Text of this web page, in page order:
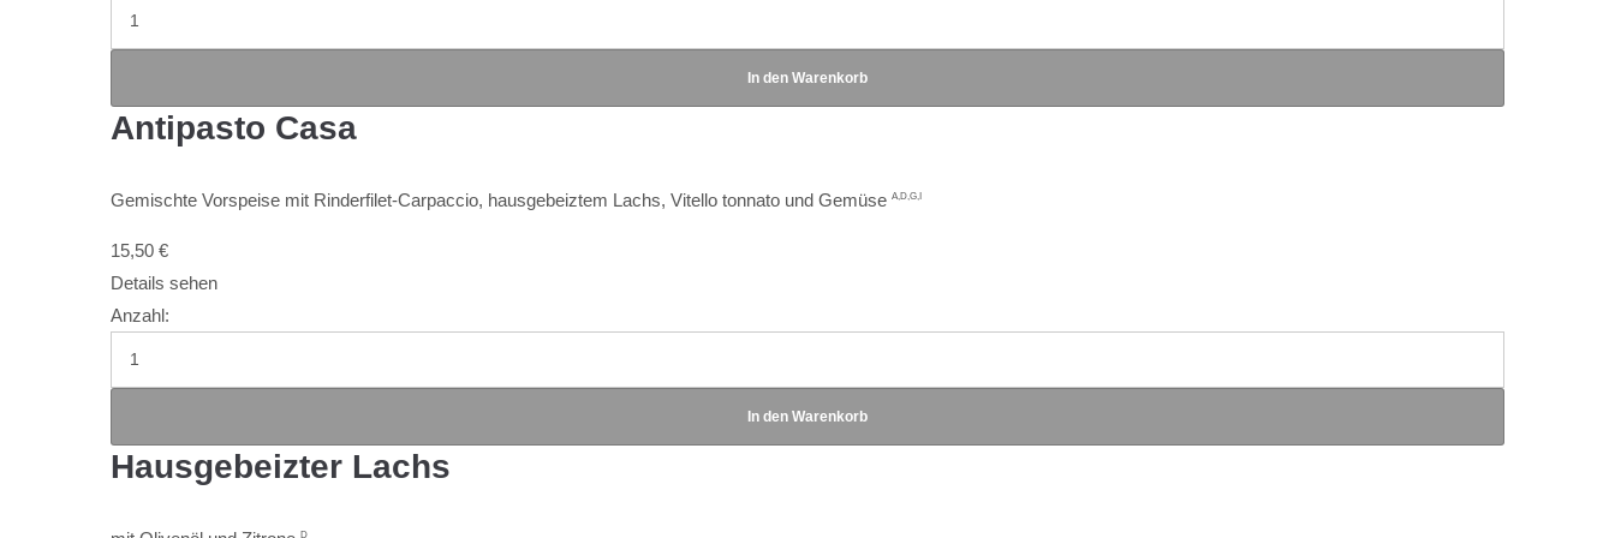
Antipasto Casa
Gemischte Vorspeise mit Rinderfilet-Carpaccio, hausgebeiztem Lachs, Vitello tonnato und Gemüse A,D,G,I
15,50 €
Details sehen
Anzahl:
Hausgebeizter Lachs
D